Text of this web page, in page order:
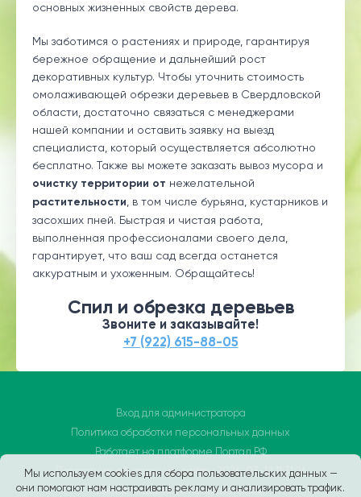
Мы используем cookies для сбора пользовательских данных —
они помогают нам настраивать рекламу и анализировать трафик.
основных жизненных свойств дерева.
Мы заботимся о растениях и природе, гарантируя
бережное обращение и дальнейший рост
декоративных культур. Чтобы уточнить стоимость
омолаживающей обрезки деревьев в Свердловской
области, достаточно связаться с менеджерами
нашей компании и оставить заявку на выезд
специалиста, который осуществляется абсолютно
бесплатно. Также вы можете заказать вывоз мусора и
очистку территории от нежелательной
растительности , в том числе бурьяна, кустарников и
засохших пней. Быстрая и чистая работа,
выполненная профессионалами своего дела,
гарантирует, что ваш сад всегда останется
аккуратным и ухоженным. Обращайтесь!
Спил и обрезка деревьев
Звоните и заказывайте!
+7 (922) 615-88-05
Вход для администратора
Политика обработки персональных данных
Работает на платформеПортал.РФ
Последние обновление сайта: 2026-03-12 11:31:26
Центр поддержки пользователей